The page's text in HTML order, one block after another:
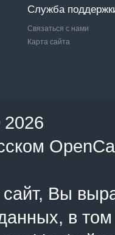
Служба
Связаться с нами
Карта сайта
сайт, Вы
в